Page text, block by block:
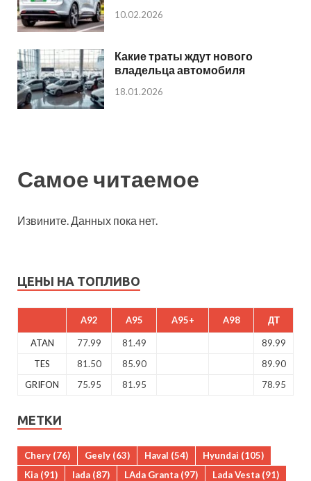
10.02.2026
Какие траты ждут нового
владельца автомобиля
18.01.2026
Самое читаемое
Извините. Данных пока нет.
ЦЕНЫ НА ТОПЛИВО
A92 A95 A95+ A98 ДТ
ATAN 77.99 81.49
89.99
TES
81.50 85.90
89.90
GRIFON
75.95 81.95 78.95
МЕТКИ
Chery (76) Geely (63) Haval (54) Hyundai (105)
Kia (91) lada (87) LAda Granta (97) Lada Vesta (91)